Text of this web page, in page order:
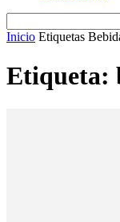
Inicio Etiquetas
Etiqueta: